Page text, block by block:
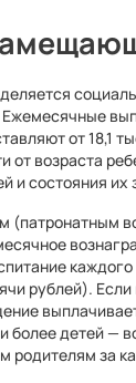
от 18,1
от возраста
и состояния их
(патронатным
рублей).
более детей —
родителям за